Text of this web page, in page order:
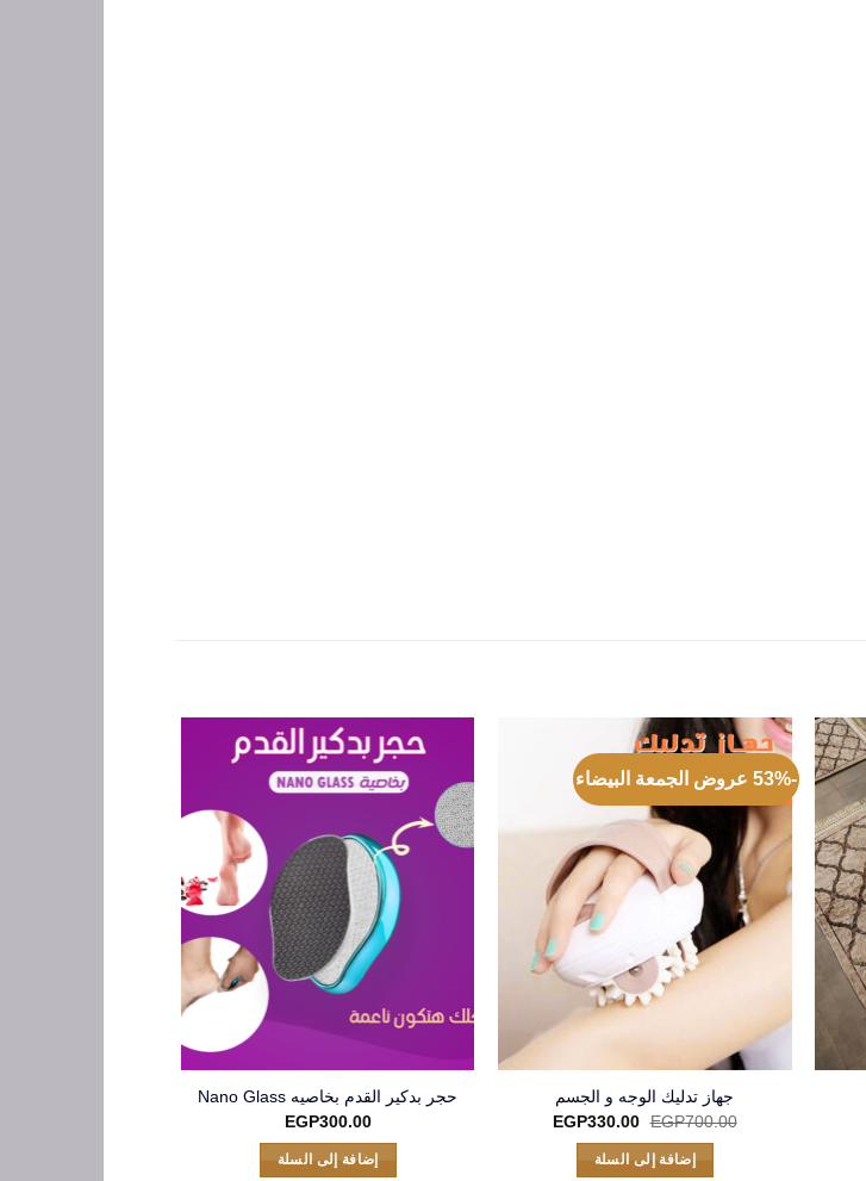
-53% عروض الجمعة البيضاء
جهاز تدليك الوجه و الجسم
EGP700.00
السعر
هو:
EGP700.00.
EGP330.00
السعر
إضافة إلى السلة
حجر بدكير القدم بخاصيه Nano Glass
EGP300.00
إضافة إلى السلة